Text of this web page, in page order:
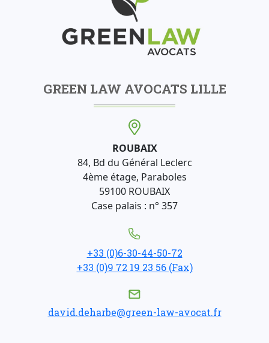
GREEN LAW AVOCATS LILLE
ROUBAIX
84, Bd du Général Leclerc
4ème étage, Paraboles
59100 ROUBAIX
Case palais : n° 357
+33 (0)6-30-44-50-72
+33 (0)9 72 19 23 56 (Fax)
david.deharbe@green-law-avocat.fr